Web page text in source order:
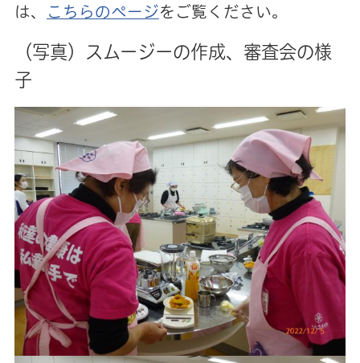
は、
こちらのページをご覧ください。
（写真）スムージーの作成、審査会の様
子